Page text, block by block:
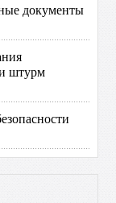
документы
штурм